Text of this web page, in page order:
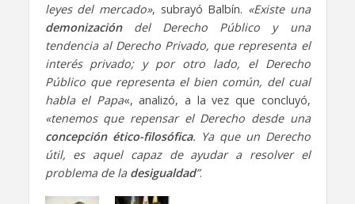
leyes del mercado», subrayó Balbín. «Existe una
demonizacióndel Derecho Público y una
tendencia al Derecho Privado, que representa el
interés privado; y por otro lado, el Derecho
Público que representa el bien común, del cual
habla el Papa«, analizó, a la vez que concluyó,
«tenemos que repensar el Derecho desde una
concepción ético-filosófica. Ya que un Derecho
útil, es aquel capaz de ayudar a resolver el
problema de la desigualdad”.